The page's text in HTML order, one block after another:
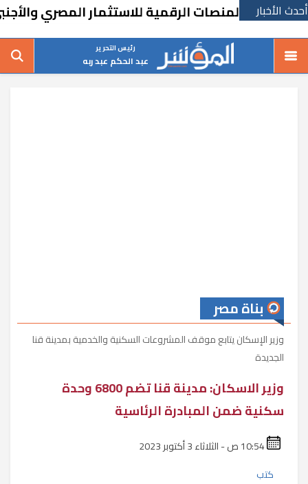
أحدث الأخبار
المنصات الرقمية للاستثمار المصري والأجنبي
رئيس التحرير
عبد الحكم عبد ربه
بناة مصر
وزير الإسكان يتابع موقف المشروعات السكنية والخدمية بمدينة قنا
الجديدة
وزير الاسكان: مدينة قنا تضم 6800 وحدة
سكنية ضمن المبادرة الرئاسية
كتب